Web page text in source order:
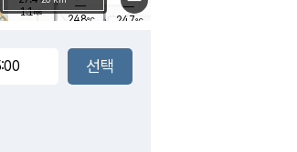
24.8℃
1.1m/s
장호원
24.7℃